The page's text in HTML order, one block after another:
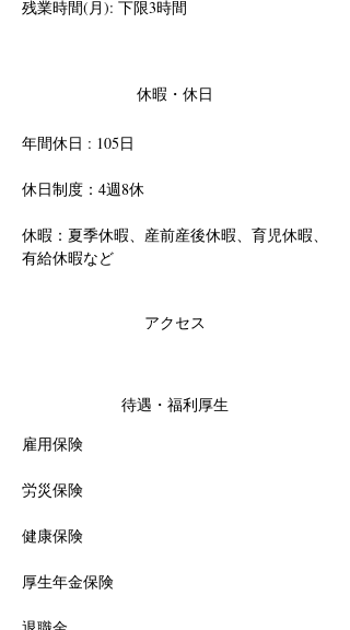
残業時間(月): 下限3時間
休暇・休日
年間休日 : 105日
休日制度：4週8休
休暇：夏季休暇、産前産後休暇、育児休暇、
有給休暇など
アクセス
待遇・福利厚生
雇用保険
労災保険
健康保険
厚生年金保険